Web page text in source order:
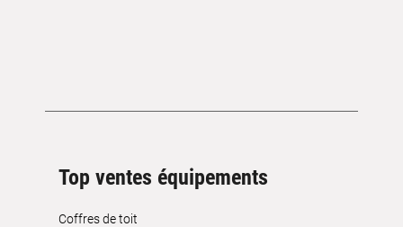
Top ventes équipements
Coffres de toit